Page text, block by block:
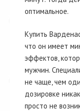
оптимальное.
Купить
что он имеет
эффектов,
мужчин.
не чаще, чем
дозировке
просто не